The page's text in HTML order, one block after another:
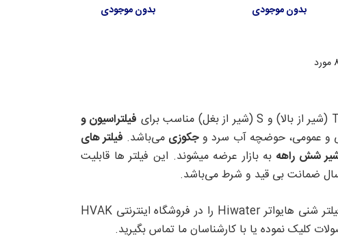
بدون موجودی بدون موجودی
فیلتراسیون و
و عمومی، حوضچه آب سرد وجکوزی می‌باشد. فیلتر های
به بازار عرضه میشوند. این فیلتر ها قابلیت
در این بخش مشخصات فنی، تصاویر و لیست قیمت فروش انواع فیلتر شنی هایواتر Hiwater را در فروشگاه اینترنتی HVAK
کلیک نموده یا با کارشناسان ما تماس بگیرید.